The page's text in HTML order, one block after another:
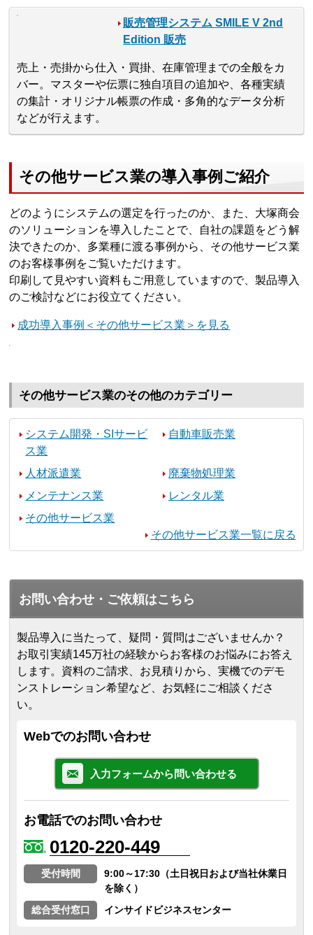
販売管理システム SMILE V 2nd
Edition 販売
売上・売掛から仕入・買掛、在庫管理までの全般をカ
バー。マスターや伝票に独自項目の追加や、各種実績
の集計・オリジナル帳票の作成・多角的なデータ分析
などが行えます。
その他サービス業の導入事例ご紹介
どのようにシステムの選定を行ったのか、また、大塚商会
のソリューションを導入したことで、自社の課題をどう解
決できたのか、多業種に渡る事例から、その他サービス業
のお客様事例をご覧いただけます。
印刷して見やすい資料もご用意していますので、製品導入
のご検討などにお役立てください。
成功導入事例＜その他サービス業＞を見る
その他サービス業のその他のカテゴリー
システム開発・SIサービ
ス業
自動車販売業
人材派遣業
廃棄物処理業
メンテナンス業
レンタル業
その他サービス業
その他サービス業一覧に戻る
お問い合わせ・ご依頼はこちら
製品導入に当たって、疑問・質問はございませんか？
お取引実績145万社の経験からお客様のお悩みにお答え
します。 資料のご請求、お見積りから、実機でのデモ
ンストレーション希望など、お気軽にご相談くださ
い。
Webでのお問い合わせ
入力フォームから問い合わせる
お電話でのお問い合わせ
0120-220-449
受付時間
9:00～17:30（土日祝日および当社休業日
を除く）
総合受付窓口
インサイドビジネスセンター